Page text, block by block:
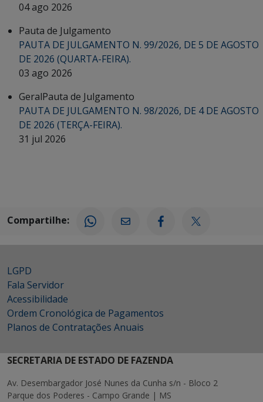
04 ago 2026
Pauta de Julgamento
PAUTA DE JULGAMENTO N. 99/2026, DE 5 DE AGOSTO
DE 2026 (QUARTA-FEIRA).
03 ago 2026
GeralPauta de Julgamento
PAUTA DE JULGAMENTO N. 98/2026, DE 4 DE AGOSTO
DE 2026 (TERÇA-FEIRA).
31 jul 2026
Compartilhe:
LGPD
Fala Servidor
Acessibilidade
Ordem Cronológica de Pagamentos
Planos de Contratações Anuais
SECRETARIA DE ESTADO DE FAZENDA
Av. Desembargador José Nunes da Cunha s/n - Bloco 2
Parque dos Poderes - Campo Grande | MS